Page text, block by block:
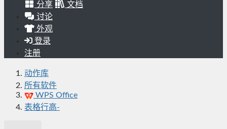
分享
文档
讨论
外观
登录
注册
动作库
所有软件
WPS Office
表格行高-